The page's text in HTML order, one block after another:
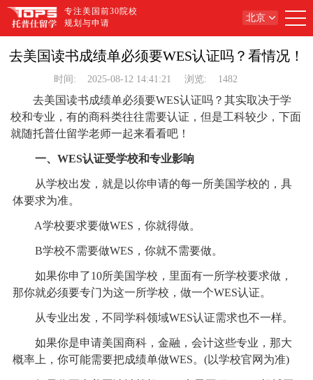
专注美国前30院校
规划与申请
北京
去美国读书成绩单必须要WES认证吗？看情况！
时间: 2025-08-12 14:41:21 浏览: 1482
去美国读书成绩单必须要WES认证吗？其实取决于学
校和专业，有的商科类往往需要认证，但是工科较少，下面
就随托普仕留学老师一起来看看吧！
一、WES认证受学校和专业影响
从学校出发，就是以你申请的每一所美国学校的，具
体要求为准。
A学校要求要做WES，你就得做。
B学校不需要做WES，你就不需要做。
如果你申了10所美国学校，里面有一所学校要求做，
那你就必须要专门为这一所学校，做一个WES认证。
从专业出发，不同学科领域WES认证需求也不一样。
如果你是申请美国商科，金融，会计这些专业，那大
概率上，你可能需要把成绩单做WES。(以学校官网为准)